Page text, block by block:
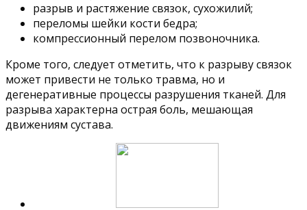
разрыв и растяжение связок, сухожилий;
переломы шейки кости бедра;
компрессионный перелом позвоночника.
Кроме того, следует отметить, что к разрыву связок
может привести не только травма, но и
дегенеративные процессы разрушения тканей. Для
разрыва характерна острая боль, мешающая
движениям сустава.